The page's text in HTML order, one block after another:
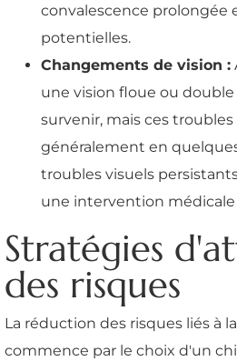
convalescence prolongée
potentielles.
Changements de vision :
une vision floue ou
survenir, mais ces
généralement en
troubles visuels
une intervention
Stratégies
des risques
La réduction des risques liés à
commence par le choix d'un